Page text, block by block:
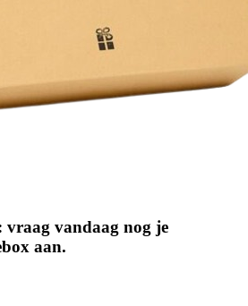
vraag vandaag nog je
aan.